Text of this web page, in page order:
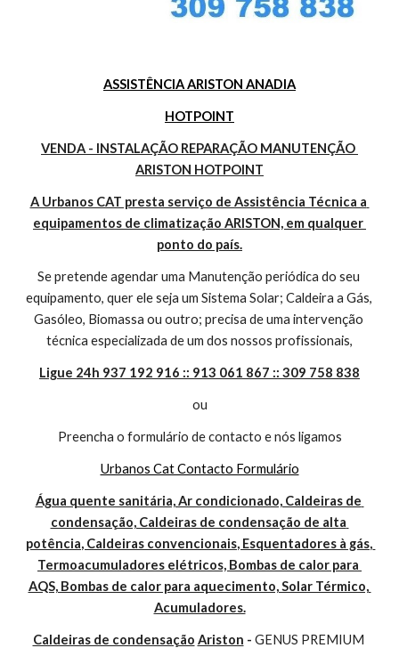
ASSISTÊNCIA ARISTON ANADIA
HOTPOINT
VENDA - INSTALAÇÃO REPARAÇÃO MANUTENÇÃO
ARISTON HOTPOINT
A Urbanos CAT presta serviço de Assistência Técnica a
equipamentos de climatização ARISTON, em qualquer
ponto do país.
Se pretende agendar uma Manutenção periódica do seu
equipamento, quer ele seja um Sistema Solar; Caldeira a Gás,
Gasóleo, Biomassa ou outro; precisa de uma intervenção
técnica especializada de um dos nossos profissionais,
Ligue 24h 937 192 916 :: 913 061 867 :: 309 758 838
ou
Preencha o formulário de contacto e nós ligamos
Urbanos Cat Contacto Formulário
Água quente sanitária, Ar condicionado, Caldeiras de
condensação, Caldeiras de condensação de alta
potência, Caldeiras convencionais, Esquentadores à gás,
Termoacumuladores elétricos, Bombas de calor para
AQS, Bombas de calor para aquecimento, Solar Térmico,
Acumuladores.
Caldeiras de condensação Ariston - GENUS PREMIUM